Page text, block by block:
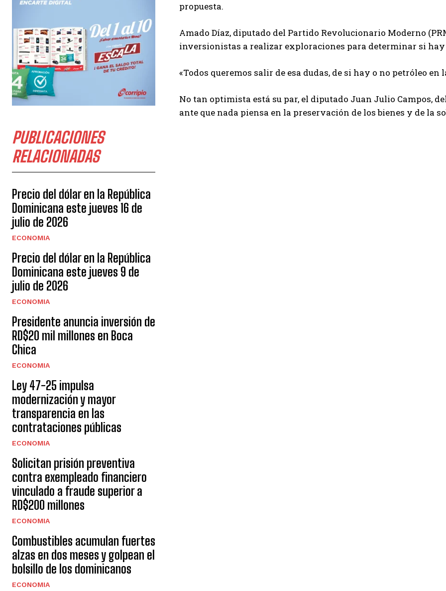
PUBLICACIONES
RELACIONADAS
Precio del dólar en la República
Dominicana este jueves 16 de
julio de 2026
ECONOMIA
Precio del dólar en la República
Dominicana este jueves 9 de
julio de 2026
ECONOMIA
Presidente anuncia inversión de
RD$20 mil millones en Boca
Chica
ECONOMIA
Ley 47-25 impulsa
modernización y mayor
transparencia en las
contrataciones públicas
ECONOMIA
Solicitan prisión preventiva
contra exempleado financiero
vinculado a fraude superior a
RD$200 millones
ECONOMIA
Combustibles acumulan fuertes
alzas en dos meses y golpean el
bolsillo de los dominicanos
ECONOMIA
propuesta.
Amado Díaz, diputado del Partido Revolucionario Moderno
inversionistas a realizar exploraciones para determinar si hay
«Todos queremos salir de esa dudas, de si hay o no petróleo
No tan optimista está su par, el diputado Juan Julio Campos,
ante que nada piensa en la preservación de los bienes y de la